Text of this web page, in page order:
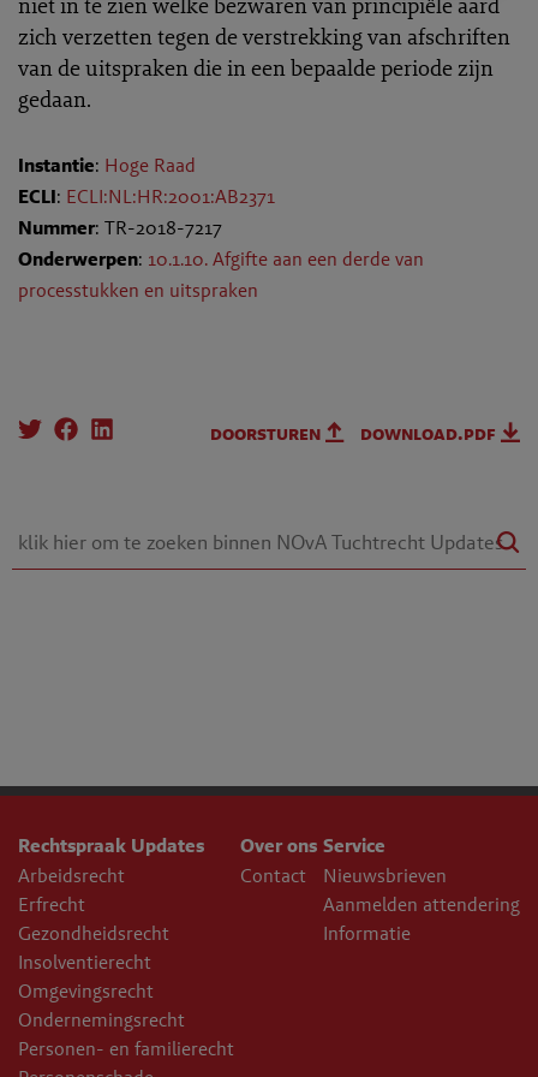
zich verzetten tegen de verstrekking van afschriften
van de uitspraken die in een bepaalde periode zijn
gedaan.
Instantie: Hoge Raad
ECLI: ECLI:NL:HR:2001:AB2371
Nummer: TR-2018-7217
Onderwerpen: 10.1.10. Afgifte aan een derde van
processtukken en uitspraken
doorsturen download.pdf
Rechtspraak Updates
Arbeidsrecht
Erfrecht
Gezondheidsrecht
Insolventierecht
Omgevingsrecht
Ondernemingsrecht
Personen- en familierecht
Over ons
Contact
Service
Nieuwsbrieven
Aanmelden attendering
Informatie